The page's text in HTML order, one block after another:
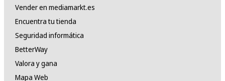
Vender en mediamarkt.es
Encuentra tu tienda
Seguridad informática
BetterWay
Valora y gana
Mapa Web